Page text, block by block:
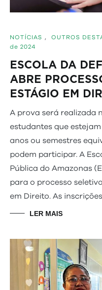
NOTÍCIAS , OUTROS
de 2024
ESCOLA DA
ABRE
ESTÁGIO EM
A prova será realizada
estudantes que
anos ou semestres
podem participar. A
Pública do Amazonas
para o processo
em Direito. As
LER MAIS